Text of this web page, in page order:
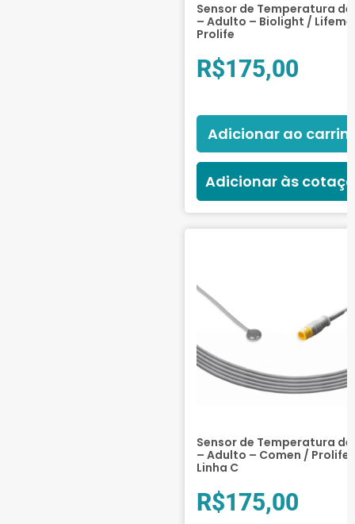
Sensor de Temperatura de
– Adulto – Biolight /
Prolife
R$175,00
Adicionar ao
Adicionar às
Sensor de Temperatura de
– Adulto – Comen / Prolife
Linha C
R$175,00